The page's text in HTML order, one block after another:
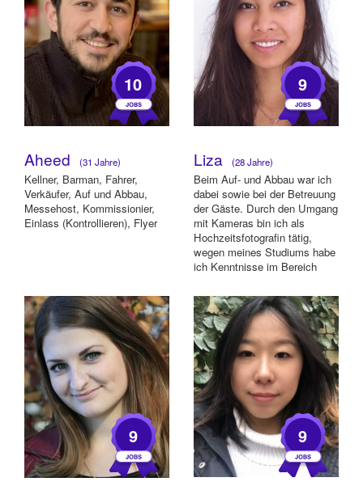
10
Aheed (31 Jahre)
Kellner, Barman, Fahrer,
Verkäufer, Auf und Abbau,
Messehost, Kommissionier,
Einlass (Kontrollieren), Flyer
9
Liza (28 Jahre)
Beim Auf- und Abbau war ich
dabei sowie bei der Betreuung
der Gäste. Durch den Umgang
mit Kameras bin ich als
Hochzeitsfotografin tätig,
wegen meines Studiums habe
ich Kenntnisse im Bereich
9 9